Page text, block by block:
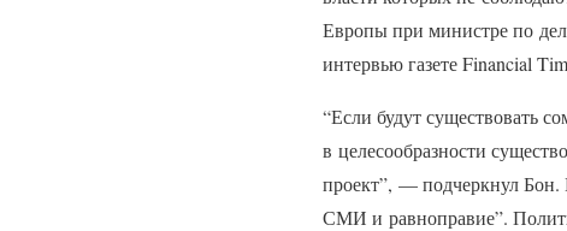
Европы при министре по
интервью газете Financial
“Если будут существовать
в целесообразности
проект”, — подчеркнул
СМИ и равноправие”.